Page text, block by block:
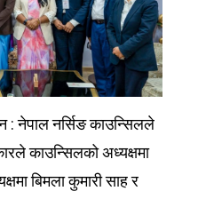
: नेपाल नर्सिङ काउन्सिलले
काउन्सिलको अध्यक्षमा
बिमला कुमारी साह र